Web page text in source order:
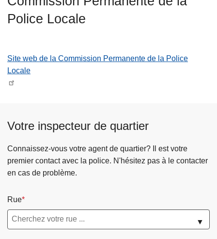
Police Locale
Site web de la Commission Permanente de la Police
Locale
Votre inspecteur de quartier
Connaissez-vous votre agent de quartier? Il est votre
premier contact avec la police. N'hésitez pas à le contacter
en cas de problème.
Rue
▼